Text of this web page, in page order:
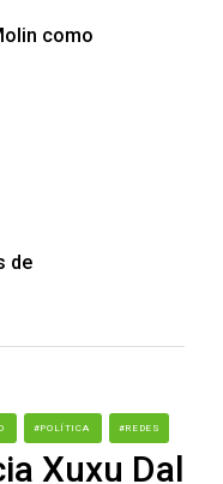
como
de
#POLÍTICA #REDES
Xuxu Dal